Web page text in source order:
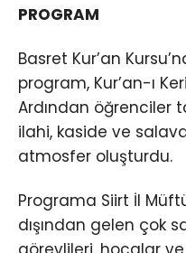
PROGRAM
Basret Kur’an
program, Kur’an-ı
Ardından öğrenciler
ilahi, kaside ve
atmosfer oluşturdu.
Programa Siirt İl
dışından gelen çok